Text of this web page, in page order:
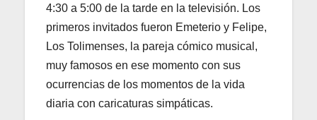
4:30 a 5:00 de la tarde en la televisión. Los
primeros invitados fueron Emeterio y Felipe,
Los Tolimenses, la pareja cómico musical,
muy famosos en ese momento con sus
ocurrencias de los momentos de la vida
diaria con caricaturas simpáticas.